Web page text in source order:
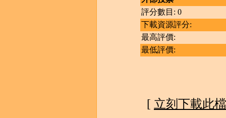
評分數目: 0
下載資源評分:
最高評價:
最低評價:
[ 立刻下載此